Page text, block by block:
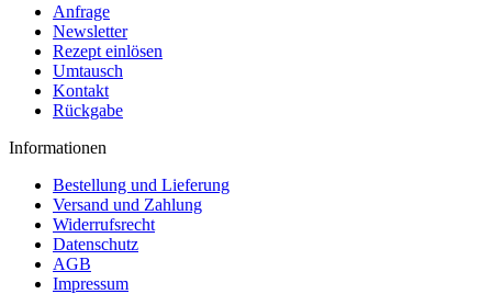
Anfrage
Newsletter
Rezept einlösen
Umtausch
Kontakt
Rückgabe
Informationen
Bestellung und Lieferung
Versand und Zahlung
Widerrufsrecht
Datenschutz
AGB
Impressum